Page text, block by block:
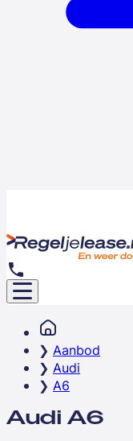
Aanbod
Audi
A6
Audi A6